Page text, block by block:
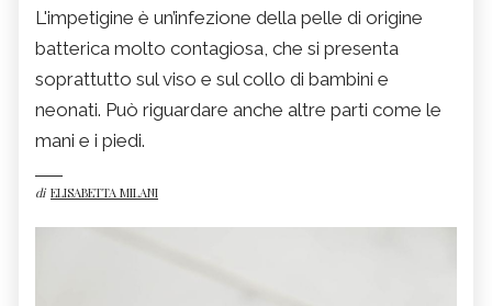
L'impetigine è un’infezione della pelle di origine
batterica molto contagiosa, che si presenta
soprattutto sul viso e sul collo di bambini e
neonati. Può riguardare anche altre parti come le
mani e i piedi.
di ELISABETTA MILANI